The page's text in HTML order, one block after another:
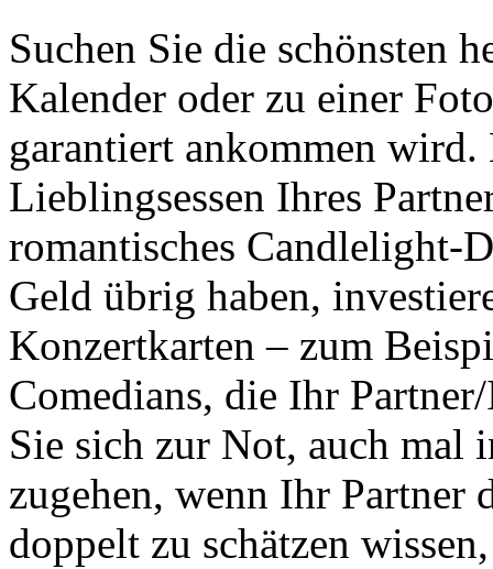
Suchen Sie die schönsten
Kalender oder zu einer
garantiert ankommen wird.
Lieblingsessen Ihres
romantisches Candlelight-
Geld übrig haben,
Konzertkarten – zum
Comedians, die Ihr
Sie sich zur Not, auch mal
zugehen, wenn Ihr Partner
doppelt zu schätzen